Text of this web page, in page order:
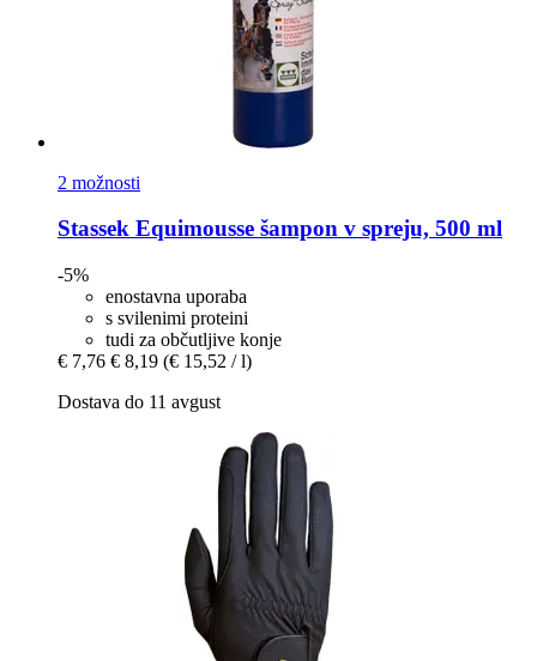
2 možnosti
Stassek Equimousse šampon v spreju, 500 ml
-5%
enostavna uporaba
s svilenimi proteini
tudi za občutljive konje
€ 7,76 € 8,19 (€ 15,52 / l)
Dostava do 11 avgust